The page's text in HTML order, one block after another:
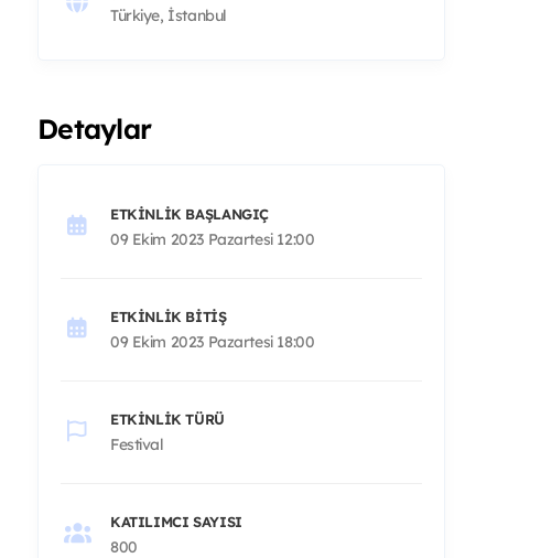
Türkiye, İstanbul
Detaylar
ETKINLIK BAŞLANGIÇ
09 Ekim 2023 Pazartesi 12:00
ETKINLIK BITIŞ
09 Ekim 2023 Pazartesi 18:00
ETKINLIK TÜRÜ
Festival
KATILIMCI SAYISI
800